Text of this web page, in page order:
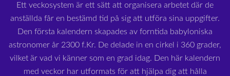
Ett veckosystem är ett sätt att organisera arbetet där de
anställda får en bestämd tid på sig att utföra sina uppgifter.
Den första kalendern skapades av forntida babyloniska
astronomer år 2300 f.Kr. De delade in en cirkel i 360 grader,
vilket är vad vi känner som en grad idag. Den här kalendern
med veckor har utformats för att hjälpa dig att hålla